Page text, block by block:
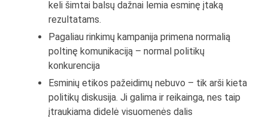
keli šimtai balsų dažnai lemia esminę įtaką
rezultatams.
Pagaliau rinkimų kampanija primena normalią
poltinę komunikaciją – normal politikų
konkurencija
Esminių etikos pažeidimų nebuvo – tik arši kieta
politikų diskusija. Ji galima ir reikainga, nes taip
įtraukiama didelė visuomenės dalis